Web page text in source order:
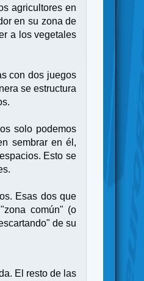
agricultores en
en su zona de
a los vegetales
con dos juegos
se estructura
solo podemos
sembrar en él,
Esto se
Esas dos que
común" (o
de su
El resto de las